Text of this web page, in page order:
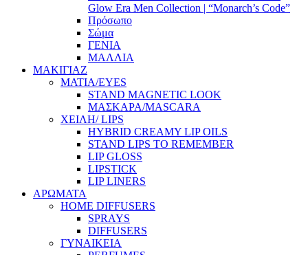
Glow Era Men Collection | “Monarch’s Code”
Πρόσωπο
Σώμα
ΓΕΝΙΑ
ΜΑΛΛΙΑ
ΜΑΚΙΓΙΑΖ
ΜΑΤΙΑ/EYES
STAND MAGNETIC LOOK
ΜΑΣΚΑΡΑ/MASCARA
ΧΕΙΛΗ/ LIPS
HYBRID CREAMY LIP OILS
STAND LIPS TO REMEMBER
LIP GLOSS
LIPSTICK
LIP LINERS
ΑΡΩΜΑΤΑ
HOME DIFFUSERS
SPRAYS
DIFFUSERS
ΓΥΝΑΙΚΕΙΑ